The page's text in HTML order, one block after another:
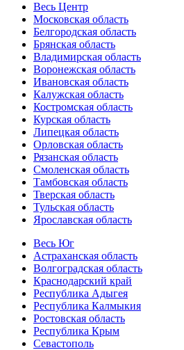
Весь Центр
Московская область
Белгородская область
Брянская область
Владимирская область
Воронежская область
Ивановская область
Калужская область
Костромская область
Курская область
Липецкая область
Орловская область
Рязанская область
Смоленская область
Тамбовская область
Тверская область
Тульская область
Ярославская область
Весь Юг
Астраханская область
Волгоградская область
Краснодарский край
Республика Адыгея
Республика Калмыкия
Ростовская область
Республика Крым
Севастополь